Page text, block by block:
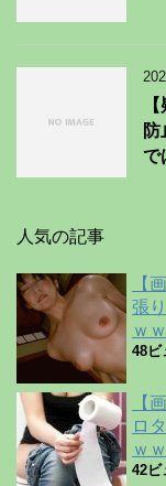
で
人気の記事
【
張
ｗ
48ビ
【
ロ
ｗ
42ビ